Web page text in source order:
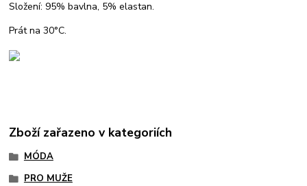
Složení: 95% bavlna, 5% elastan.
Prát na 30°C.
Zboží zařazeno v kategoriích
MÓDA
PRO MUŽE